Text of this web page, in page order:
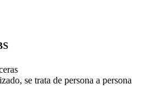
se trata de persona a persona